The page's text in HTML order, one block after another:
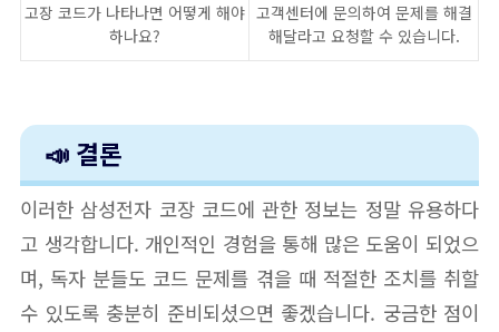
고장 코드가 나타나면 어떻게 해야
하나요?
고객센터에 문의하여 문제를 해결
해달라고 요청할 수 있습니다.
📣 결론
이러한 삼성전자 코장 코드에 관한 정보는 정말 유용하다
고 생각합니다. 개인적인 경험을 통해 많은 도움이 되었으
며, 독자 분들도 코드 문제를 겪을 때 적절한 조치를 취할
수 있도록 충분히 준비되셨으면 좋겠습니다. 궁금한 점이